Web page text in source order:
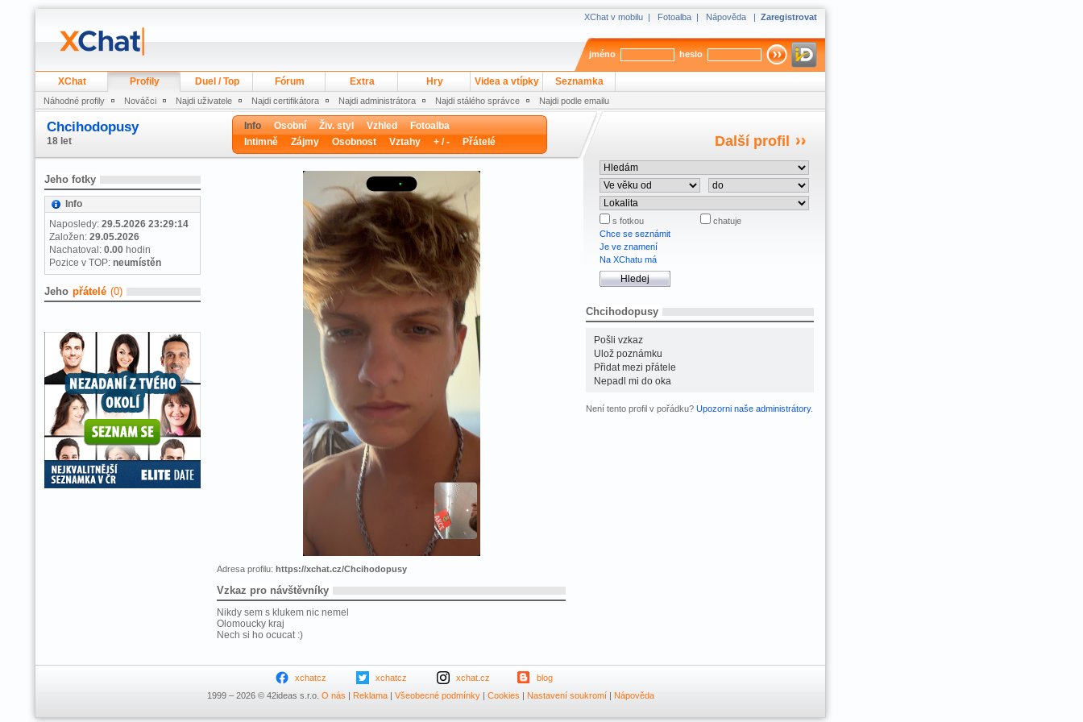
XChat v mobilu | Fotoalba | Nápověda | Zaregistrovat
jméno heslo
XChat Profily Duel / Top Fórum Extra Hry Videa a vtípky Seznamka
Náhodné profily Nováčci Najdi uživatele Najdi certifikátora Najdi administrátora Najdi stálého správce Najdi podle emailu
Chcihodopusy
18 let
Info Osobní Živ. styl Vzhled
Fotoalba
Intimně
Zájmy Osobnost Vztahy + / - Přátelé Další profil
Jeho fotky
Info
Naposledy: 29.5.2026 23:29:14
Založen: 29.05.2026
Nachatoval: 0.00 hodin
Pozice v TOP: neumístěn
Jeho přátelé (0)
Adresa profilu: https://xchat.cz/Chcihodopusy
Vzkaz pro návštěvníky
Nikdy sem s klukem nic nemel
Olomoucky kraj
Nech si ho ocucat :)
s fotkou
chatuje
Chce se seznámit
Je ve znamení
Na XChatu má
Chcihodopusy
Pošli vzkaz
Ulož poznámku
Přidat mezi přátele
Nepadl mi do oka
Není tento profil v pořádku? Upozorni naše administrátory.
xchatcz xchatcz xchat.cz
blog
1999 – 2026 © 42ideas s.r.o. O nás | Reklama| Všeobecné podmínky| Cookies | Nastavení soukromí| Nápověda